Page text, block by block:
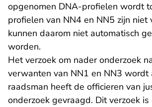
opgenomen DNA-profielen wordt
profielen van NN4 en NN5 zijn niet
kunnen daarom niet automatisch
worden.
Het verzoek om nader onderzoek
verwanten van NN1 en NN3 wordt
raadsman heeft de officieren van
onderzoek gevraagd. Dit verzoek